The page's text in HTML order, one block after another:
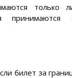
только
билет за